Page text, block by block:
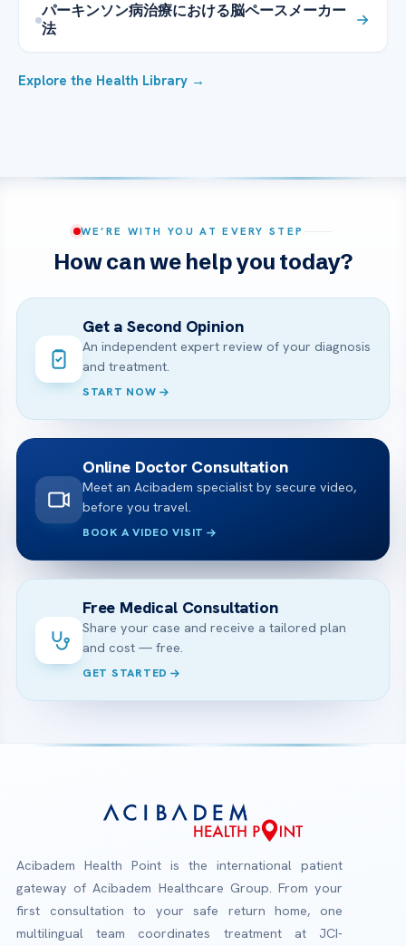
パーキンソン病治療における脳ペースメーカー
法
Explore the Health Library →
WE’RE WITH YOU AT EVERY STEP
How can we help you today?
Get a Second Opinion
An independent expert review of your diagnosis
and treatment.
START NOW
Online Doctor Consultation
Meet an Acibadem specialist by secure video,
before you travel.
BOOK A VIDEO VISIT
Free Medical Consultation
Share your case and receive a tailored plan
and cost — free.
GET STARTED
Acibadem Health Point is the international patient
gateway of Acibadem Healthcare Group. From your
first consultation to your safe return home, one
multilingual team coordinates treatment at JCI-